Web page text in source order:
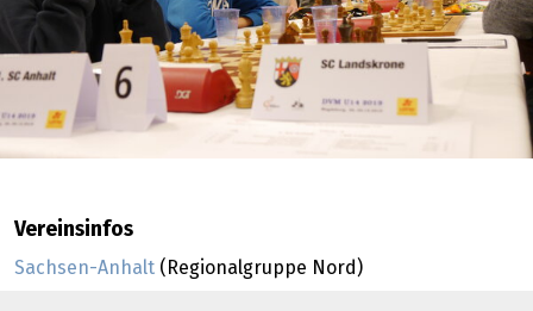
Vereinsinfos
Sachsen-Anhalt (Regionalgruppe Nord)